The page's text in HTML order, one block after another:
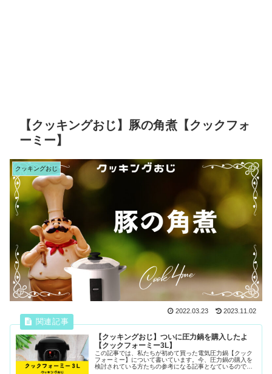
【クッキングおじ】豚の角煮【クックフォ
ーミー】
クッキングおじ
2022.03.23 2023.11.02
【クッキングおじ】ついに圧力鍋を購入したよ
【クックフォーミー3L】
この記事では、私たちが初めて買った電気圧力鍋【クック
フォーミー】について書いています。今、圧力鍋の購入を
検討されている方たちの参考になる記事となているので、